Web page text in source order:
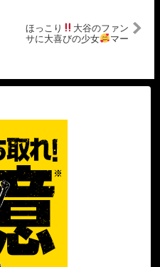
ほっこり
大谷のファン
サに大喜びの少女
マー